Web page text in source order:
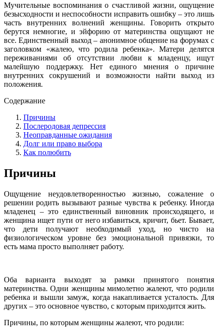
Мучительные воспоминания о счастливой жизни, ощущение
безысходности и неспособности исправить ошибку – это лишь
часть внутренних волнений женщины. Говорить открыто
берутся немногие, и эйфорию от материнства ощущают не
все. Единственный выход – анонимное общение на форумах с
заголовком «жалею, что родила ребенка». Матери делятся
переживаниями об отсутствии любви к младенцу, ищут
малейшую поддержку. Нет единого мнения о причине
внутренних сокрушений и возможности найти выход из
положения.
Содержание
Причины
Послеродовая депрессия
Неоправданные ожидания
Долг или право выбора
Как полюбить
Причины
Ощущение неудовлетворенностью жизнью, сожаление о
решении родить вызывают разные чувства к ребенку. Иногда
младенец – это единственный виновник происходящего, и
женщина ищет пути от него избавиться, кричит, бьет. Бывает,
что дети получают необходимый уход, но чисто на
физиологическом уровне без эмоциональной привязки, то
есть мама просто выполняет работу.
Оба варианта выходят за рамки принятого понятия
материнства. Одни женщины мимолетно жалеют, что родили
ребенка и вышли замуж, когда накапливается усталость. Для
других – это основное чувство, с которым приходится жить.
Причины, по которым женщины жалеют, что родили: